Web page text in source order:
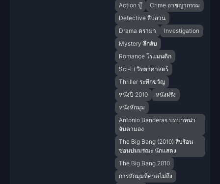
Action บู๊
Crime อาชญากรรม
Detective สืบสวน
Drama ดราม่า
Investigation
Mystery ลึกลับ
Romance โรแมนติก
Sci-Fi วิทยาศาสตร์
Thriller ระทึกขวัญ
หนังปี 2010
หนังฝรั่ง
หนังหักมุม
Antonio Banderas บทบาทน่า
จับตามอง
The Big Bang (2010) สืบร้อน
ซ่อนปมมรณะ นักแสดง
The Big Bang 2010
การหักมุมที่คาดไม่ถึง